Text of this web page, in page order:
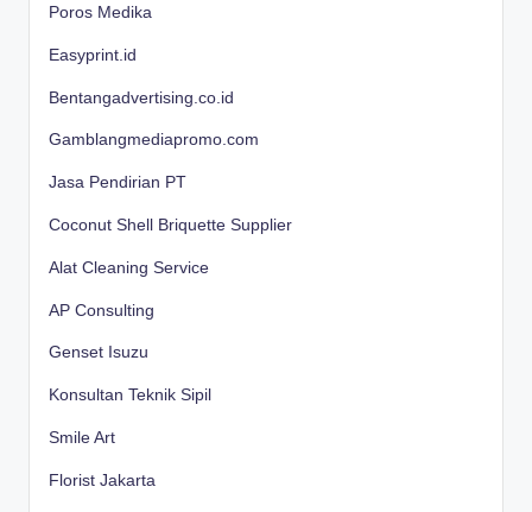
Poros Medika
Easyprint.id
Bentangadvertising.co.id
Gamblangmediapromo.com
Jasa Pendirian PT
Coconut Shell Briquette Supplier
Alat Cleaning Service
AP Consulting
Genset Isuzu
Konsultan Teknik Sipil
Smile Art
Florist Jakarta